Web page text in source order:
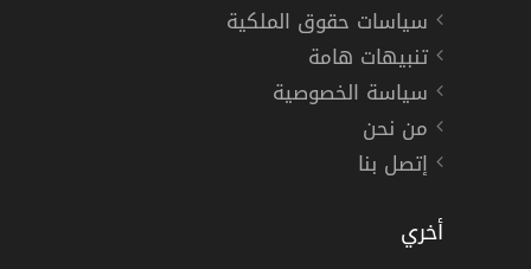
سياسات حقوق الملكية
تنبيهات هامة
سياسة الخصوصية
من نحن
إتصل بنا
أخري